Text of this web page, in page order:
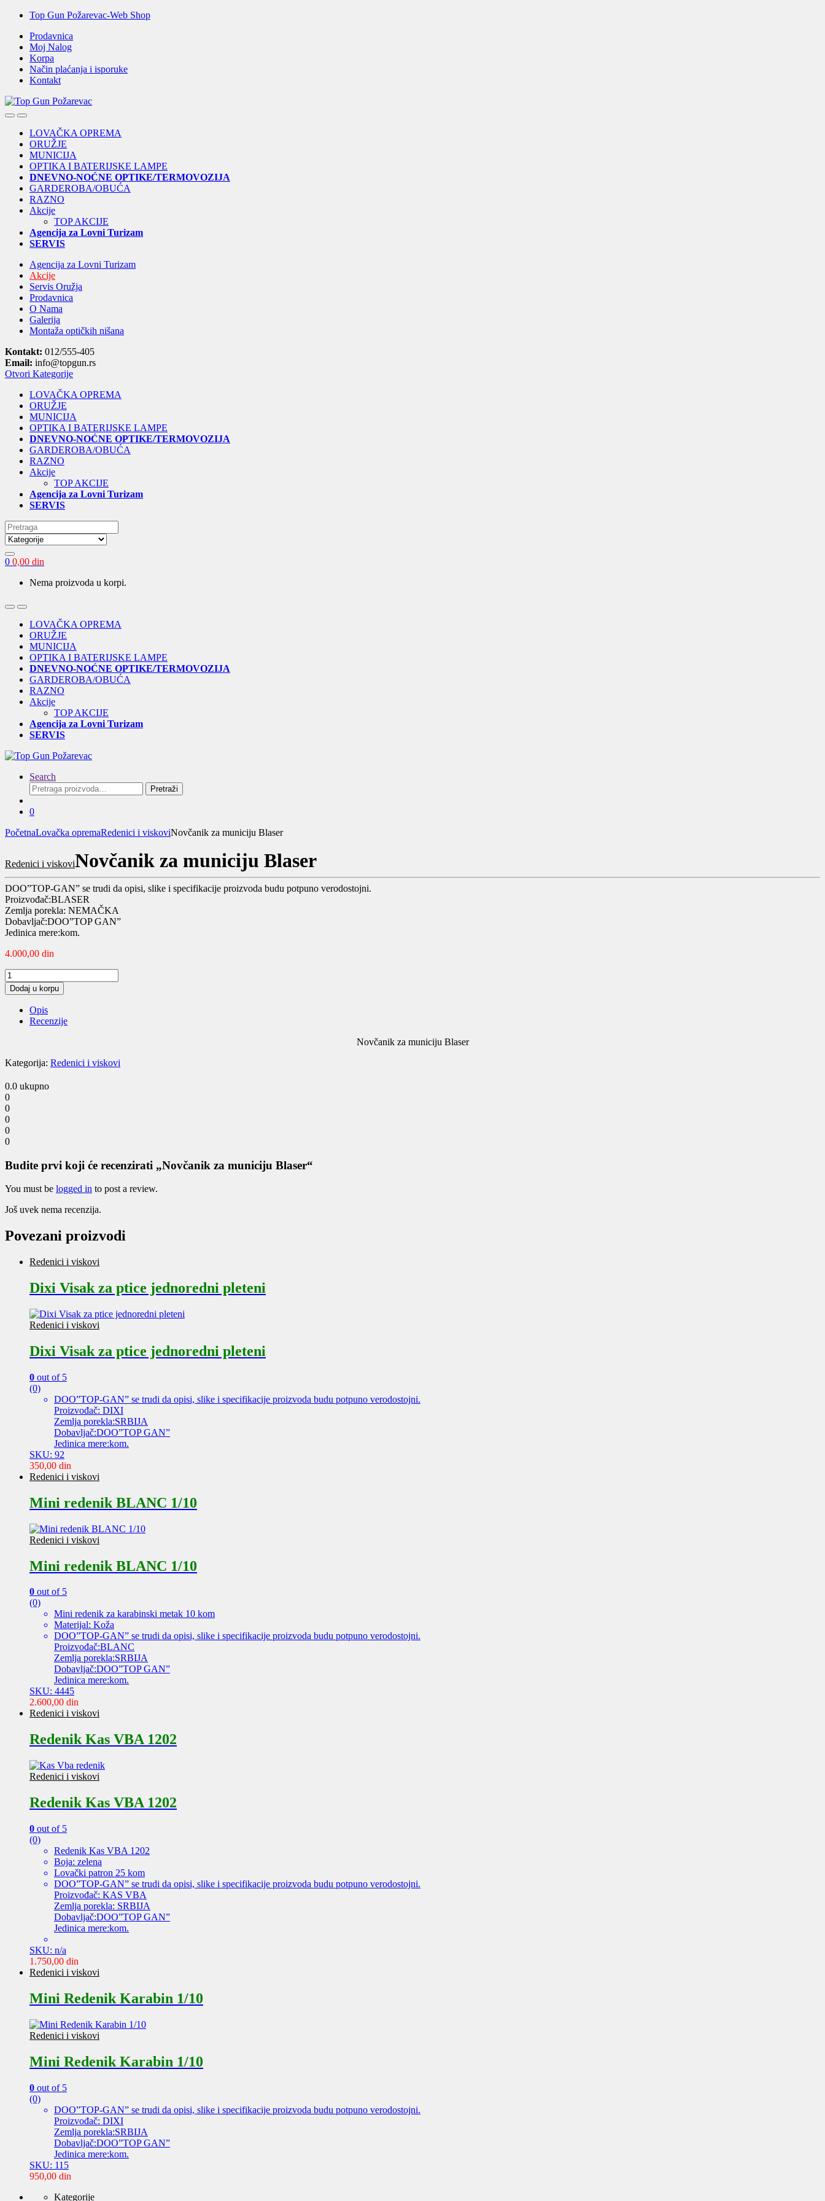
Skip
navigation
Skip
content
Top Gun Požarevac-Web Shop
Prodavnica
Moj Nalog
Korpa
Način plaćanja i isporuke
Kontakt
OpenClose
LOVAČKA OPREMA
ORUŽJE
MUNICIJA
OPTIKA I BATERIJSKE LAMPE
DNEVNO-NOĆNE OPTIKE/TERMOVOZIJA
GARDEROBA/OBUĆA
RAZNO
Akcije
TOP AKCIJE
Agencija za Lovni Turizam
SERVIS
Agencija za Lovni Turizam
Akcije
Servis Oružja
Prodavnica
O Nama
Galerija
Montaža optičkih nišana
Kontakt: 012/555-405
Email: info@topgun.rs
Otvori Kategorije
LOVAČKA OPREMA
ORUŽJE
MUNICIJA
OPTIKA I BATERIJSKE LAMPE
DNEVNO-NOĆNE OPTIKE/TERMOVOZIJA
GARDEROBA/OBUĆA
RAZNO
Akcije
TOP AKCIJE
Agencija za Lovni Turizam
SERVIS
Search
for:
0 0,00 din
Nema proizvoda u korpi.
OpenClose
LOVAČKA OPREMA
ORUŽJE
MUNICIJA
OPTIKA I BATERIJSKE LAMPE
DNEVNO-NOĆNE OPTIKE/TERMOVOZIJA
GARDEROBA/OBUĆA
RAZNO
Akcije
TOP AKCIJE
Agencija za Lovni Turizam
SERVIS
Search
Pretraga
za:
Pretraži
0
PočetnaLovačka opremaRedenici i viskoviNovčanik za municiju Blaser
Redenici i viskoviNovčanik za municiju Blaser
DOO”TOP-GAN” se trudi da opisi, slike i specifikacije proizvoda budu potpuno verodostojni.
Proizvođač:BLASER
Zemlja porekla: NEMAČKA
Dobavljač:DOO”TOP GAN”
Jedinica mere:kom.
4.000,00 din
Novčanik
za
municiju
Blaser
quantity
Dodaj u korpu
Opis
Recenzije
Novčanik za municiju Blaser
Kategorija: Redenici i viskovi
0.0 ukupno
0
0
0
0
0
Budite prvi koji će recenzirati „Novčanik za municiju Blaser“
You must be logged in to post a review.
Još uvek nema recenzija.
Povezani proizvodi
Redenici i viskovi
Dixi Visak za ptice jednoredni pleteni
Redenici i viskovi
Dixi Visak za ptice jednoredni pleteni
0 out of 5
(0)
DOO”TOP-GAN” se trudi da opisi, slike i specifikacije proizvoda budu potpuno verodostojni.
Proizvođač: DIXI
Zemlja porekla:SRBIJA
Dobavljač:DOO”TOP GAN”
Jedinica mere:kom.
SKU: 92
350,00 din
Redenici i viskovi
Mini redenik BLANC 1/10
Redenici i viskovi
Mini redenik BLANC 1/10
0 out of 5
(0)
Mini redenik za karabinski metak 10 kom
Materijal: Koža
DOO”TOP-GAN” se trudi da opisi, slike i specifikacije proizvoda budu potpuno verodostojni.
Proizvođač:BLANC
Zemlja porekla:SRBIJA
Dobavljač:DOO”TOP GAN”
Jedinica mere:kom.
SKU: 4445
2.600,00 din
Redenici i viskovi
Redenik Kas VBA 1202
Redenici i viskovi
Redenik Kas VBA 1202
0 out of 5
(0)
Redenik Kas VBA 1202
Boja: zelena
Lovački patron 25 kom
DOO”TOP-GAN” se trudi da opisi, slike i specifikacije proizvoda budu potpuno verodostojni.
Proizvođač: KAS VBA
Zemlja porekla: SRBIJA
Dobavljač:DOO”TOP GAN”
Jedinica mere:kom.
SKU: n/a
1.750,00 din
Redenici i viskovi
Mini Redenik Karabin 1/10
Redenici i viskovi
Mini Redenik Karabin 1/10
0 out of 5
(0)
DOO”TOP-GAN” se trudi da opisi, slike i specifikacije proizvoda budu potpuno verodostojni.
Proizvođač: DIXI
Zemlja porekla:SRBIJA
Dobavljač:DOO”TOP GAN”
Jedinica mere:kom.
SKU: 115
950,00 din
Kategorije